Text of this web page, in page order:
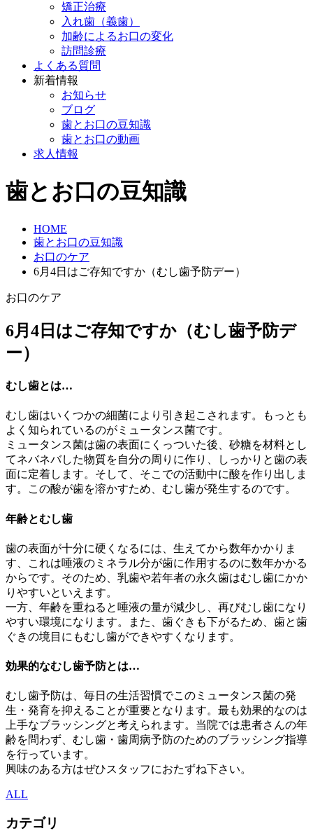
矯正治療
入れ歯（義歯）
加齢によるお口の変化
訪問診療
よくある質問
新着情報
お知らせ
ブログ
歯とお口の豆知識
歯とお口の動画
求人情報
歯とお口の豆知識
HOME
歯とお口の豆知識
お口のケア
6月4日はご存知ですか（むし歯予防デー）
お口のケア
6月4日はご存知ですか（むし歯予防デ
ー）
むし歯とは…
むし歯はいくつかの細菌により引き起こされます。もっとも
よく知られているのがミュータンス菌です。
ミュータンス菌は歯の表面にくっついた後、砂糖を材料とし
てネバネバした物質を自分の周りに作り、しっかりと歯の表
面に定着します。そして、そこでの活動中に酸を作り出しま
す。この酸が歯を溶かすため、むし歯が発生するのです。
年齢とむし歯
歯の表面が十分に硬くなるには、生えてから数年かかりま
す、これは唾液のミネラル分が歯に作用するのに数年かかる
からです。そのため、乳歯や若年者の永久歯はむし歯にかか
りやすいといえます。
一方、年齢を重ねると唾液の量が減少し、再びむし歯になり
やすい環境になります。また、歯ぐきも下がるため、歯と歯
ぐきの境目にもむし歯ができやすくなります。
効果的なむし歯予防とは…
むし歯予防は、毎日の生活習慣でこのミュータンス菌の発
生・発育を抑えることが重要となります。最も効果的なのは
上手なブラッシングと考えられます。当院では患者さんの年
齢を問わず、むし歯・歯周病予防のためのブラッシング指導
を行っています。
興味のある方はぜひスタッフにおたずね下さい。
ALL
カテゴリ